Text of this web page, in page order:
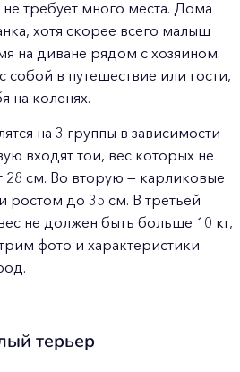
требует много места. Дома
хотя скорее всего малыш
на диване рядом с хозяином.
собой в путешествие или гости,
на коленях.
на 3 группы в зависимости
входят тои, вес которых не
28 см. Во вторую — карликовые
ростом до 35 см. В третьей
не должен быть больше 10 кг,
фото и характеристики
терьер